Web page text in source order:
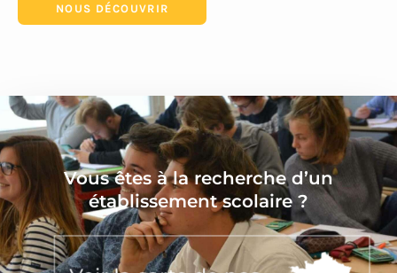
NOUS DÉCOUVRIR
Vous êtes à la recherche d’un
établissement scolaire ?